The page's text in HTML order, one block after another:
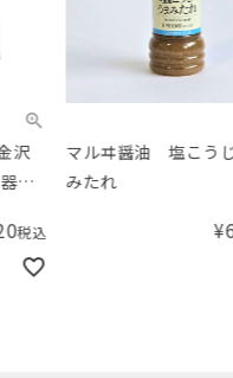
マルヰ醤油 塩こうじうま
みたれ
税込